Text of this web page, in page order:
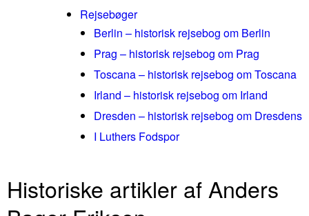
Rejsebøger
Berlin – historisk rejsebog om Berlin
Prag – historisk rejsebog om Prag
Toscana – historisk rejsebog om Toscana
Irland – historisk rejsebog om Irland
Dresden – historisk rejsebog om Dresdens
I Luthers Fodspor
Historiske artikler af Anders